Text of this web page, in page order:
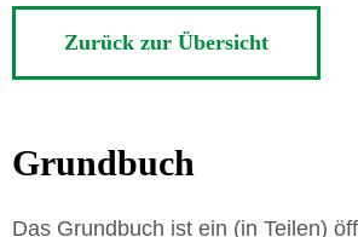
Zurück zur Übersicht
Grundbuch
Das Grundbuch ist ein (in Teilen)